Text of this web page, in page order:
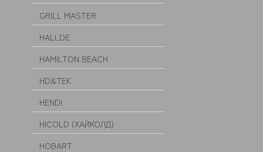
GRILL MASTER
HALLDE
HAMILTON BEACH
HD&TEK
HENDI
HICOLD (ХАЙКОЛД)
HOBART